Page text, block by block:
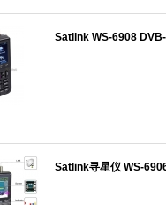
Satlink WS-6908
Satlink寻星仪 WS-